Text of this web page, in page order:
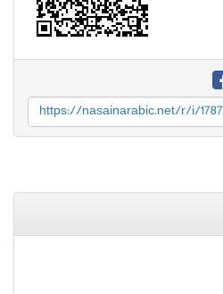
https://nasainarabic.net/r/i/1787